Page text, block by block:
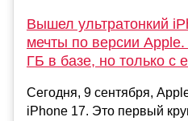
Вышел ультратонкий
мечты по версии
ГБ в базе, но только с
Сегодня, 9 сентября,
iPhone 17. Это первый